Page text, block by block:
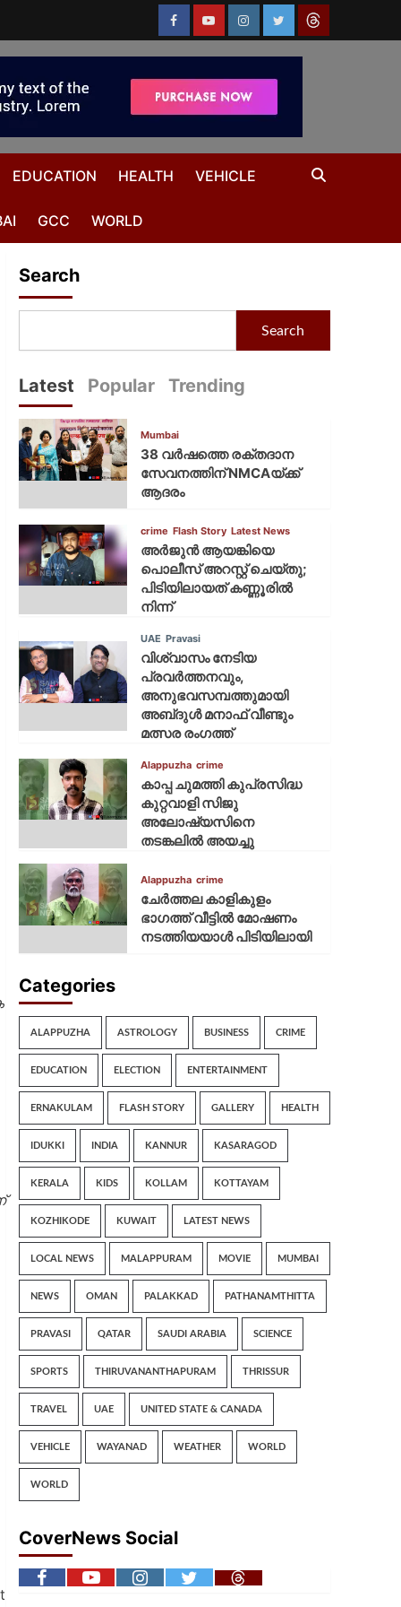
EDUCATION HEALTH VEHICLE
GCC WORLD
Search
Search
Latest Popular Trending
Mumbai
38 വർഷത്തെ രക്തദാന
സേവനത്തിന് NMCAയ്ക്ക്
ആദരം
crime Flash Story Latest News
അർജുൻ ആയങ്കിയെ
പൊലീസ് അറസ്റ്റ് ചെയ്‌തു;
പിടിയിലായത് കണ്ണൂരിൽ
നിന്ന്
UAE Pravasi
വിശ്വാസം നേടിയ
പ്രവർത്തനവും,
അനുഭവസമ്പത്തുമായി
അബ്‌ദുൾ മനാഫ് വീണ്ടും
മത്സര രംഗത്ത്
Alappuzha crime
കാപ്പ ചുമത്തി കുപ്രസിദ്ധ
കുറ്റവാളി സിജു
അലോഷ്യസിനെ
തടങ്കലിൽ അയച്ചു
Alappuzha crime
ചേർത്തല കാളികുളം
ഭാഗത്ത് വീട്ടിൽ മോഷണം
നടത്തിയയാൾ പിടിയിലായി
Categories
ALAPPUZHA ASTROLOGY BUSINESS CRIME
EDUCATION ELECTION ENTERTAINMENT
ERNAKULAM FLASH STORY GALLERY HEALTH
IDUKKI INDIA KANNUR KASARAGOD
KERALA KIDS KOLLAM KOTTAYAM
KOZHIKODE KUWAIT LATEST NEWS
LOCAL NEWS MALAPPURAM MOVIE MUMBAI
NEWS OMAN PALAKKAD PATHANAMTHITTA
PRAVASI QATAR SAUDI ARABIA SCIENCE
SPORTS THIRUVANANTHAPURAM THRISSUR
TRAVEL UAE UNITED STATE & CANADA
VEHICLE WAYANAD WEATHER WORLD
WORLD
CoverNews Social